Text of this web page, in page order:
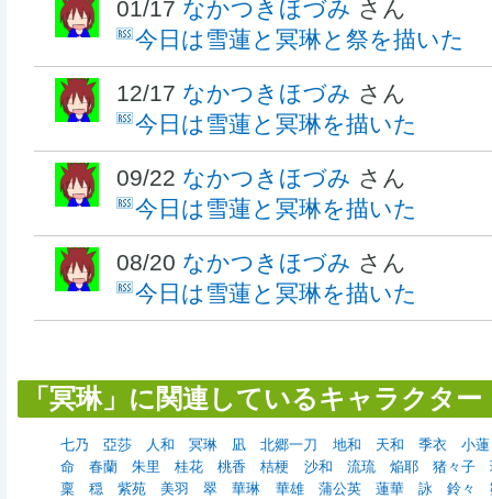
01/17 なかつきほづみ さん
今日は雪蓮と冥琳と祭を描いた
12/17 なかつきほづみ さん
今日は雪蓮と冥琳を描いた
09/22 なかつきほづみ さん
今日は雪蓮と冥琳を描いた
08/20 なかつきほづみ さん
今日は雪蓮と冥琳を描いた
「冥琳」に関連しているキャラクター
七乃 亞莎 人和 冥琳 凪 北郷一刀 地和 天和 季衣
小蓮
命
春蘭 朱里 桂花 桃香 桔梗 沙和 流琉 焔耶 猪々子
稟
穏 紫苑 美羽 翠 華琳 華雄 蒲公英 蓮華 詠 鈴々